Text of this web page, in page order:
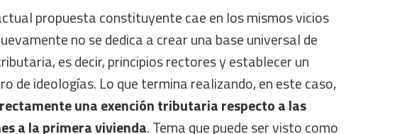
propuesta constituyente cae en los mismos vicios
no se dedica a crear una base universal de
es decir, principios rectores y establecer un
de ideologías. Lo que termina realizando, en este caso,
una exención tributaria respecto a las
a la primera vivienda. Tema que puede ser visto como